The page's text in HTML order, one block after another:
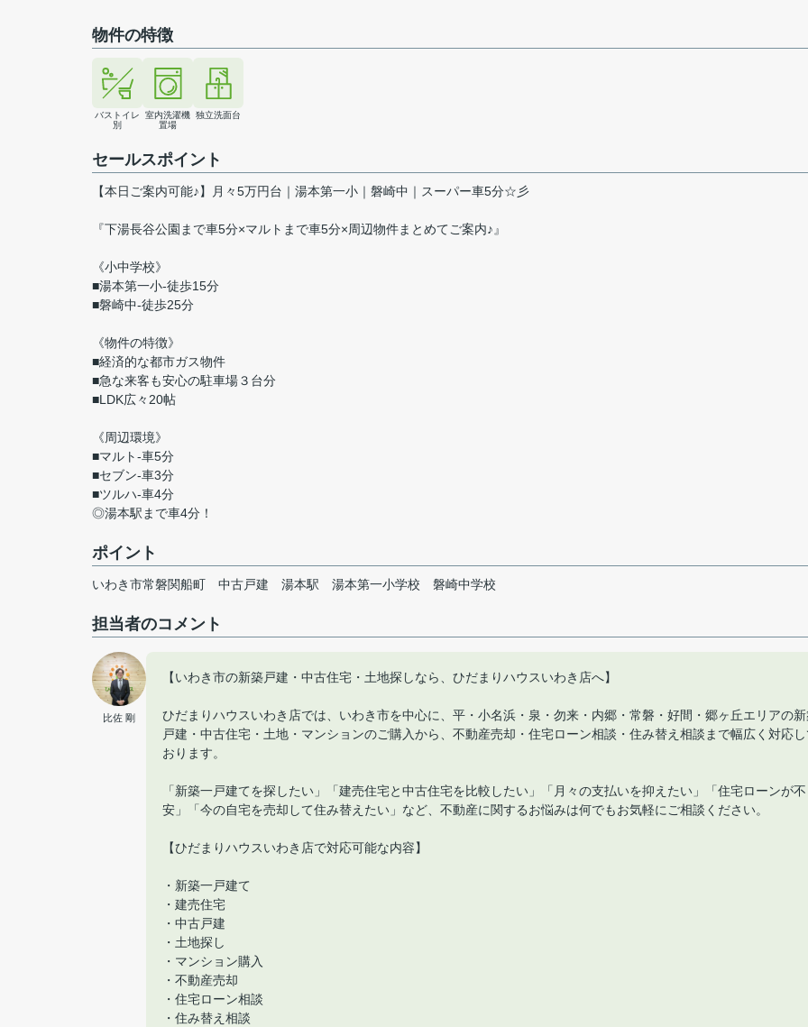
物件の特徴
バストイレ
別
室内洗濯機
置場
独立洗面台
セールスポイント
【本日ご案内可能♪】月々5万円台｜湯本第一小｜磐崎中｜スーパー車5分☆彡
『下湯長谷公園まで車5分×マルトまで車5分×周辺物件まとめてご案内♪』
《小中学校》
■湯本第一小-徒歩15分
■磐崎中-徒歩25分
《物件の特徴》
■経済的な都市ガス物件
■急な来客も安心の駐車場３台分
■LDK広々20帖
《周辺環境》
■マルト-車5分
■セブン-車3分
■ツルハ-車4分
◎湯本駅まで車4分！
ポイント
いわき市常磐関船町 中古戸建 湯本駅 湯本第一小学校 磐崎中学校
担当者のコメント
比佐 剛
【いわき市の新築戸建・中古住宅・土地探しなら、ひだまりハウスいわき店へ】
ひだまりハウスいわき店では、いわき市を中心に、平・小名浜・泉・勿来・内郷・常磐・好間・郷ヶ丘エリアの
戸建・中古住宅・土地・マンションのご購入から、不動産売却・住宅ローン相談・住み替え相談まで幅広く対応
おります。
「新築一戸建てを探したい」「建売住宅と中古住宅を比較したい」「月々の支払いを抑えたい」「住宅ローンが不
安」「今の自宅を売却して住み替えたい」など、不動産に関するお悩みは何でもお気軽にご相談ください。
【ひだまりハウスいわき店で対応可能な内容】
・新築一戸建て
・建売住宅
・中古戸建
・土地探し
・マンション購入
・不動産売却
・住宅ローン相談
・住み替え相談